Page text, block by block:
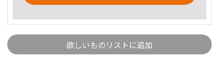
欲しいものリストに追加